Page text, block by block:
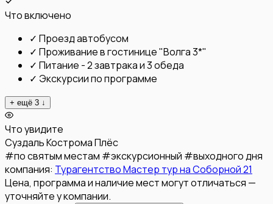
Что включено
✓ Проезд автобусом
✓ Проживание в гостинице "Волга 3*"
✓ Питание - 2 завтрака и 3 обеда
✓ Экскурсии по программе
+ ещё 3 ↓
Что увидите
СуздальКостромаПлёс
#по святым местам #экскурсионный #выходного дня
компания: Турагентство Мастер тур на Соборной 21
Цена, программа и наличие мест могут отличаться —
уточняйте у компании.